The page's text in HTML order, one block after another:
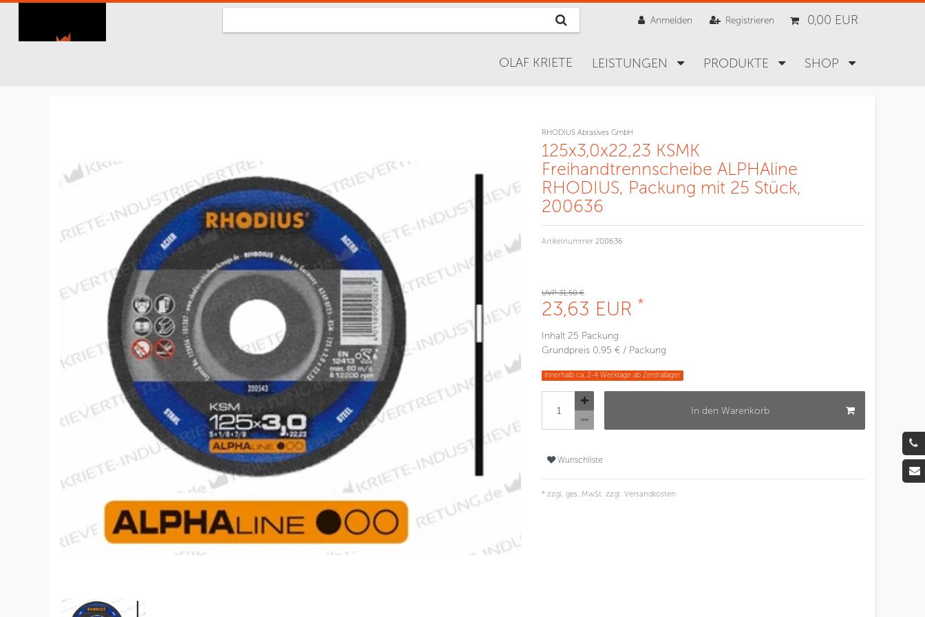
Anmelden Registrieren 0,00 EUR
OLAF KRIETE LEISTUNGEN PRODUKTE SHOP
RHODIUS Abrasives GmbH
125x3,0x22,23 KSMK
Freihandtrennscheibe ALPHAline
RHODIUS, Packung mit 25 Stück,
200636
Artikelnummer 200636
UVP 31,50 €
23,63 EUR *
Inhalt 25 Packung
Grundpreis 0,95 € / Packung
innerhalb ca. 2-4 Werktage ab Zentrallager
In den Warenkorb
Wunschliste
* zzgl. ges. MwSt. zzgl. Versandkosten